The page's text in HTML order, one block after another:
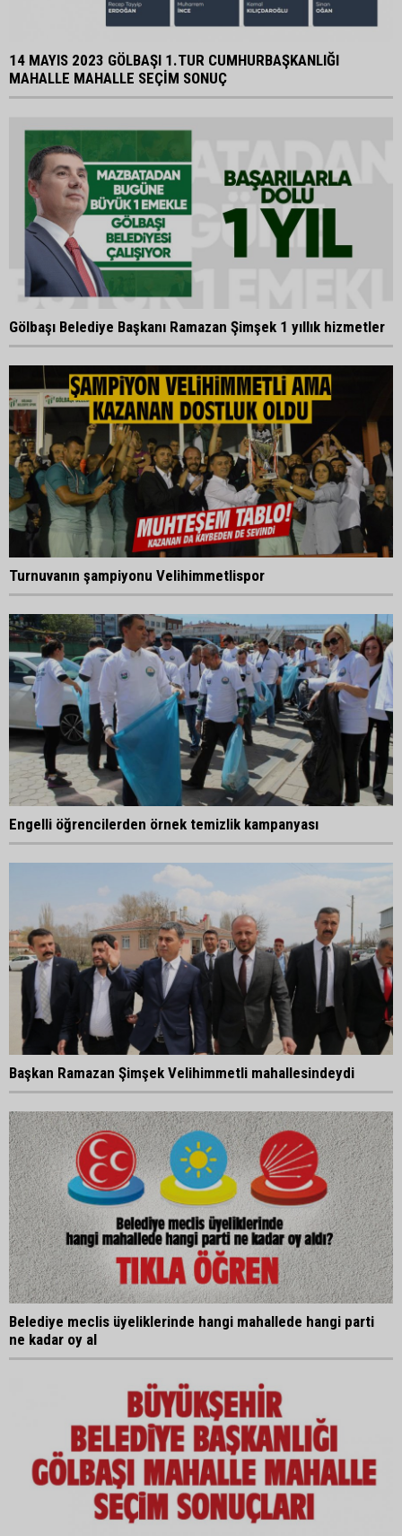
14 MAYIS 2023 GÖLBAŞI 1.TUR CUMHURBAŞKANLIĞI
MAHALLE MAHALLE SEÇİM SONUÇ
Gölbaşı Belediye Başkanı Ramazan Şimşek 1 yıllık hizmetler
Turnuvanın şampiyonu Velihimmetlispor
Engelli öğrencilerden örnek temizlik kampanyası
Başkan Ramazan Şimşek Velihimmetli mahallesindeydi
Belediye meclis üyeliklerinde hangi mahallede hangi parti
ne kadar oy al